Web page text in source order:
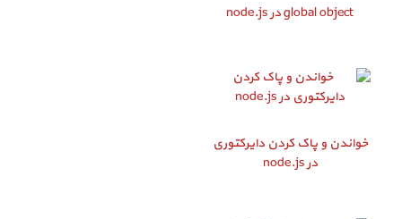
global object در node.js
خواندن و پاک کردن دایرکتوری
در node.js